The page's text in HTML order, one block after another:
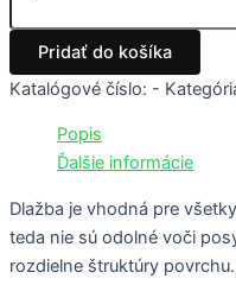
Pridať do košíka
Katalógové číslo: -
Popis
Ďalšie informácie
Dlažba je vhodná pre
teda nie sú odolné voči
rozdielne štruktúry povrchu.